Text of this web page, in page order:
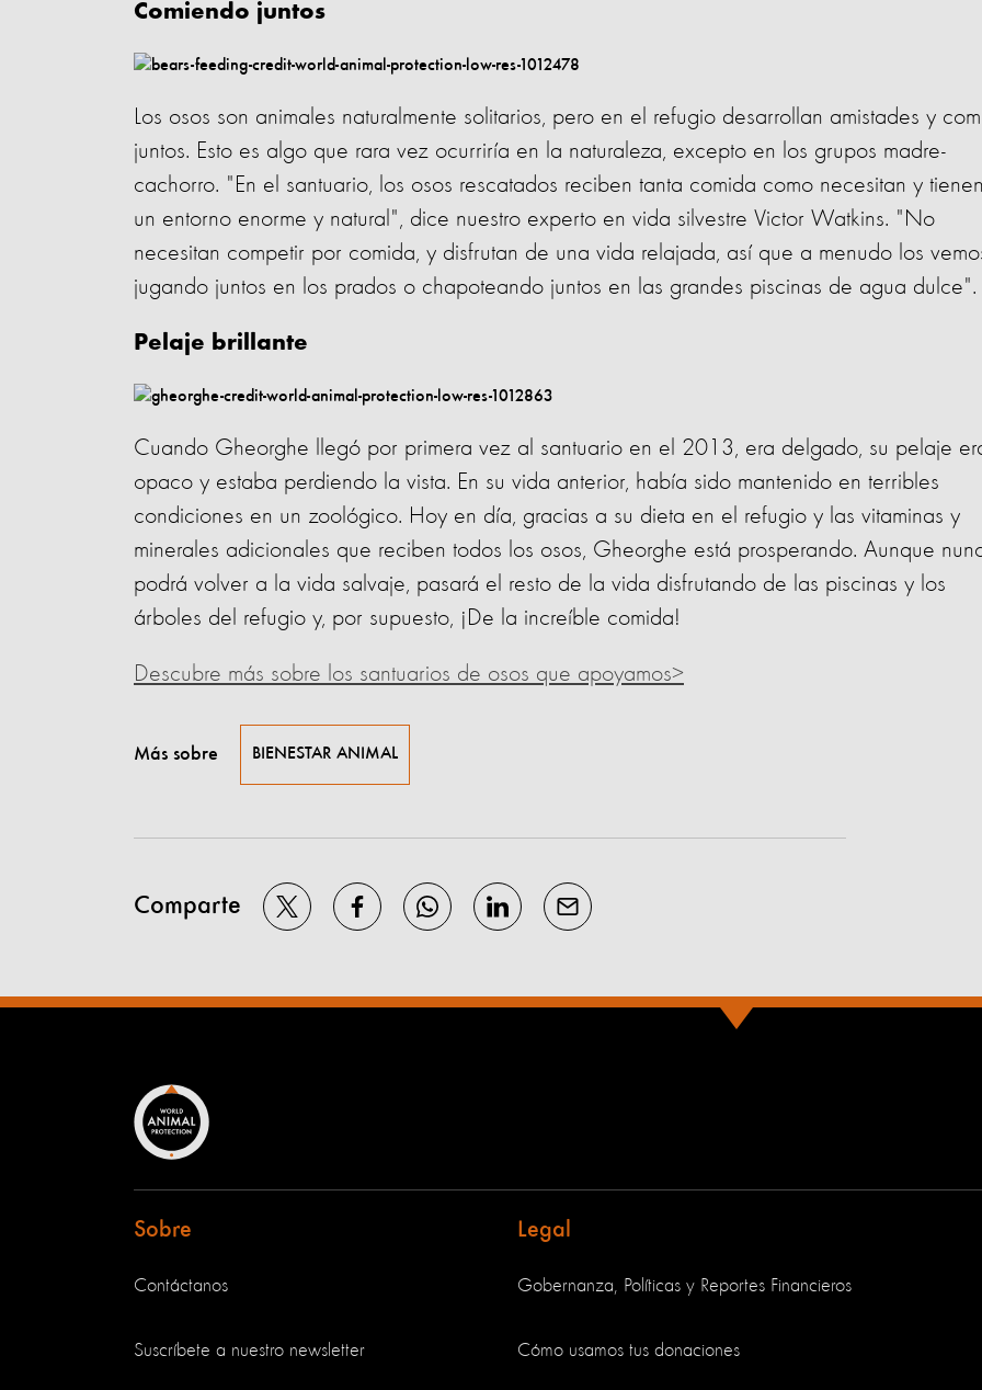
Comiendo juntos
Los osos son animales naturalmente solitarios, pero en el refugio desarrollan amistades y
juntos. Esto es algo que rara vez ocurriría en la naturaleza, excepto en los grupos madre-
cachorro. "En el santuario, los osos rescatados reciben tanta comida como necesitan y
un entorno enorme y natural", dice nuestro experto en vida silvestre Victor Watkins. "No
necesitan competir por comida, y disfrutan de una vida relajada, así que a menudo los
jugando juntos en los prados o chapoteando juntos en las grandes piscinas de agua dulce".
Pelaje brillante
Cuando Gheorghe llegó por primera vez al santuario en el 2013, era delgado, su pelaje
opaco y estaba perdiendo la vista. En su vida anterior, había sido mantenido en terribles
condiciones en un zoológico. Hoy en día, gracias a su dieta en el refugio y las vitaminas y
minerales adicionales que reciben todos los osos, Gheorghe está prosperando. Aunque
podrá volver a la vida salvaje, pasará el resto de la vida disfrutando de las piscinas y los
árboles del refugio y, por supuesto, ¡De la increíble comida!​
Descubre más sobre los santuarios de osos que apoyamos>
Más sobre BIENESTAR ANIMAL
Comparte
Sobre
Contáctanos
Suscríbete a nuestro newsletter
Legal
Gobernanza, Políticas y Reportes Financieros
Cómo usamos tus donaciones